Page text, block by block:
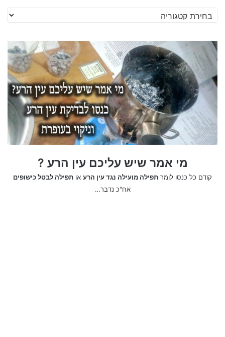
לפי
מי אמר שיש עליכם עין הרע ?
קודם כל כנסו לומר תפילה מועילה נגד עין הרע או תפילה לבטל כישופים
אח"כ נדבר…